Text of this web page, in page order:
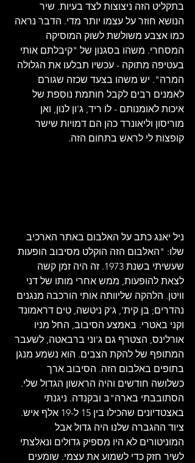
בתקליט הזה ניצוצות לצד בעיות. שיר
הנושא חוזר על עצמו יותר מדי. הדבר נראה
כמו אצבע משולשת לשוק המוסיקה
המסחרי. משהו בסגנון של "קיבלתם אותי
בעטיפה מתוקה - עכשיו תבלעו את הגלולה
המרה". יש משהו בצעד שכזה שגורם
לאמנים רבים לקבל חותמת נוספת של
איכות לאומנותם - לו ריד, ג'ון לנון, ואן
מוריסון וליאונרד כהן הם דמויות שישר
קופצות לי לראש בתחום הזה.
ניל יאנג כתב על האלבום באתר הארכיב
שלו: "האלבום הזה הוקלט מסיבוב הופעות
שעשיתי בשנת 1973. זה היה זמן קשה
לצאת להופעות, ממש אחרי מותו של דני
וויטן. הלהקה שליוותה אותי הורכבה מנגנים
נהדרים; בן קית', ג'ק ניטשה, טים דראמונד
וקני באטרי. באמצע הסיבוב, החל מניו
אורלינס, הצטרף גם ג'וני ברבאטה, לשעבר
המתופף של להקת הצבים. הוא נשמע מנגן
בתופים באלבום הזה. הסיבוב ארך
כשלושה חודשים והיה הראשון הגדול שלי.
הסתובבתי בארה"ב ובקנדה. ניגנתי
באצטדיונים שהכילו בין 15 ל-19 אלף איש.
ציוד ההגברה שלנו היה גדול אבל
המוניטורים לא היו מספיק גדולים ונאלצתי
לשיר חזק כדי לשמוע את עצמי. שומעים